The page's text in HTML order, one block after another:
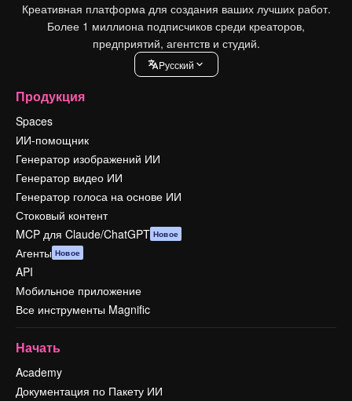
Креативная платформа для создания ваших лучших работ.
Более 1 миллиона подписчиков среди креаторов,
предприятий, агентств и студий.
Pусский
Продукция
Spaces
ИИ-помощник
Генератор изображений ИИ
Генератор видео ИИ
Генератор голоса на основе ИИ
Стоковый контент
MCP для Claude/ChatGPT Новое
Агенты Новое
API
Мобильное приложение
Все инструменты Magnific
Начать
Academy
Документация по Пакету ИИ